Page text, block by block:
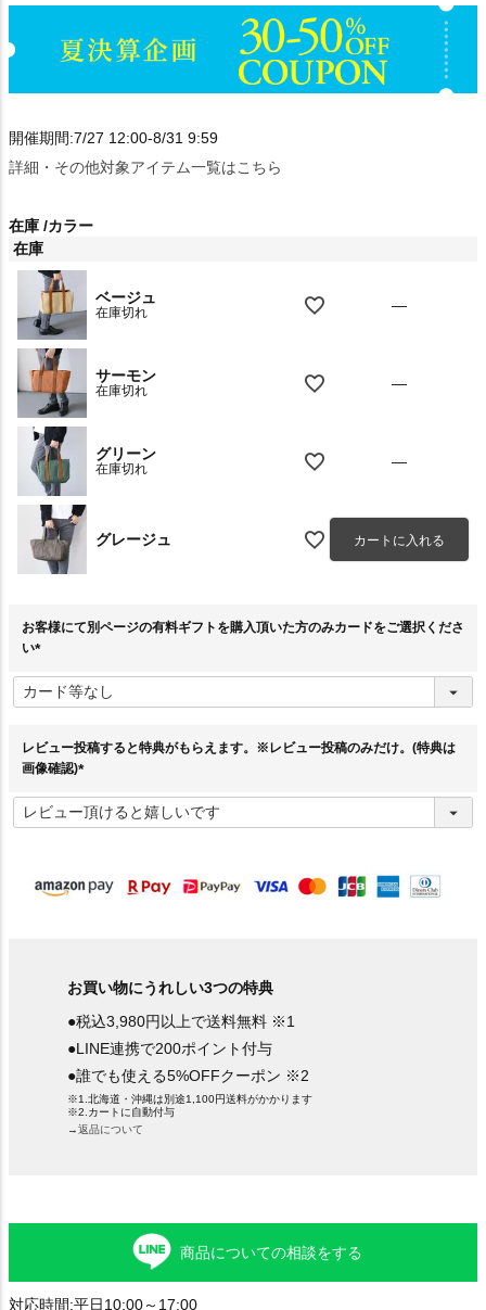
開催期間:7/27 12:00-8/31 9:59
詳細・その他対象アイテム一覧はこちら
在庫 カラー
在庫
ベージュ
在庫切れ —
サーモン
在庫切れ —
グリーン
在庫切れ —
グレージュ カートに入れる
お客様にて別ページの有料ギフトを購入頂いた方のみカードをご選択くださ
い
必
須
レビュー投稿すると特典がもらえます。※レビュー投稿のみだけ。(特典は
画像確認)
必
須
お買い物にうれしい3つの特典
●税込3,980円以上で送料無料 ※1
●LINE連携で200ポイント付与
●誰でも使える5%OFFクーポン ※2
※1.北海道・沖縄は別途1,100円送料がかかります
※2.カートに自動付与
→返品について
商品についての相談をする
対応時間:平日10:00～17:00